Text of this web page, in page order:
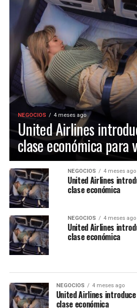
NEGOCIOS 4 meses ago
United Airlines
clase económica para
NEGOCIOS 4 meses ago
United Airlines
clase económica
NEGOCIOS 4 meses ago
United Airlines
clase económica
NEGOCIOS 4 meses ago
United Airlines
clase económica